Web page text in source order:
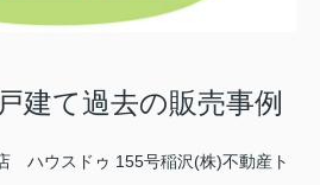
建て過去の販売事例
ハウスドゥ 155号稲沢(株)不動産ト